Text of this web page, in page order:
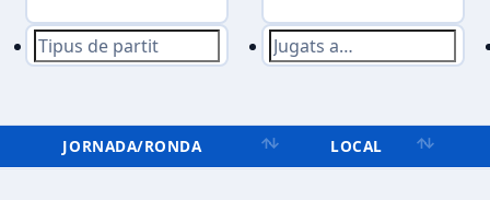
JORNADA/RONDA LOCAL